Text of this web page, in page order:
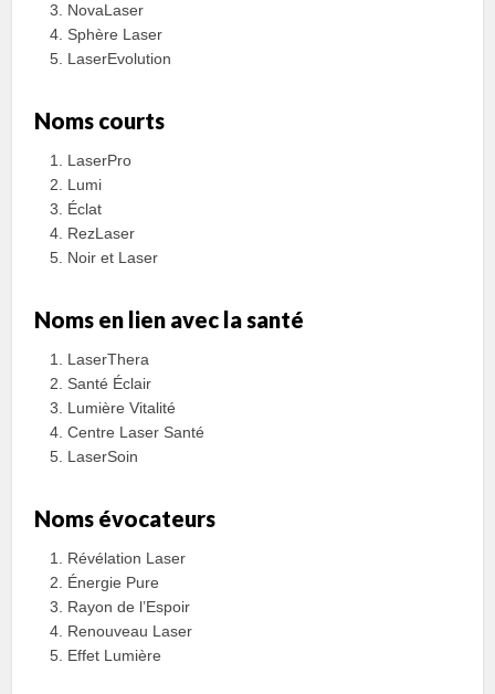
NovaLaser
Sphère Laser
LaserEvolution
Noms courts
LaserPro
Lumi
Éclat
RezLaser
Noir et Laser
Noms en lien avec la santé
LaserThera
Santé Éclair
Lumière Vitalité
Centre Laser Santé
LaserSoin
Noms évocateurs
Révélation Laser
Énergie Pure
Rayon de l’Espoir
Renouveau Laser
Effet Lumière